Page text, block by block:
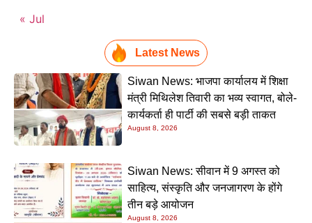
« Jul
Latest News
Siwan News: भाजपा कार्यालय में शिक्षा
मंत्री मिथिलेश तिवारी का भव्य स्वागत, बोले-
कार्यकर्ता ही पार्टी की सबसे बड़ी ताकत
August 8, 2026
Siwan News: सीवान में 9 अगस्त को
साहित्य, संस्कृति और जनजागरण के होंगे
तीन बड़े आयोजन
August 8, 2026